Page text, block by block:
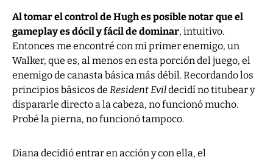
Al tomar el control de Hugh es posible notar que el
gameplay es dócil y fácil de dominar, intuitivo.
Entonces me encontré con mi primer enemigo, un
Walker, que es, al menos en esta porción del juego, el
enemigo de canasta básica más débil. Recordando los
principios básicos de Resident Evildecidí no titubear y
dispararle directo a la cabeza, no funcionó mucho.
Probé la pierna, no funcionó tampoco.
Diana decidió entrar en acción y con ella, el